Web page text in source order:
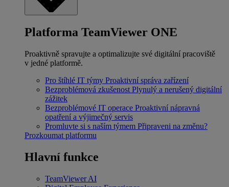
Platforma TeamViewer ONE
Proaktivně spravujte a optimalizujte své digitální pracoviště
v jedné platformě.
Pro štíhlé IT týmy Proaktivní správa zařízení
Bezproblémová zkušenost Plynulý a nerušený digitální
zážitek
Bezproblémové IT operace Proaktivní nápravná
opatření a výjimečný servis
Promluvte si s naším týmem Připraveni na změnu?
Prozkoumat platformu
Hlavní funkce
TeamViewer AI